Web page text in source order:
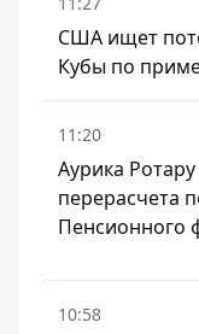
США ищет
Кубы по
11:20
Аурика
перерасчета
Пенсионного
10:58